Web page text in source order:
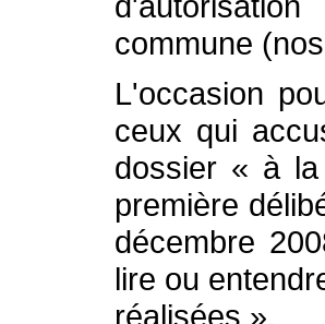
commune
L'occasion
ceux qui
dossier « à
première
décembre
lire ou
réalisées ».